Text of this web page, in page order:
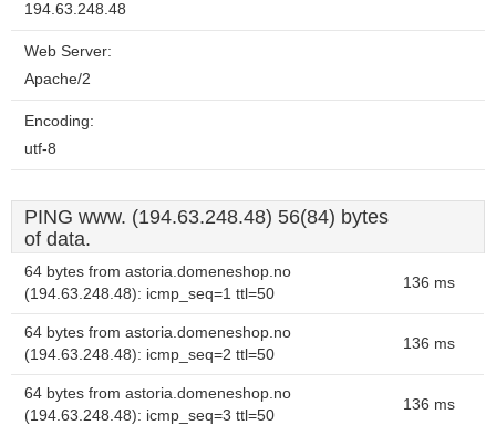
194.63.248.48
Web Server:
Apache/2
Encoding:
utf-8
PING www. (194.63.248.48) 56(84) bytes
of data.
64 bytes from astoria.domeneshop.no
(194.63.248.48): icmp_seq=1 ttl=50
136 ms
64 bytes from astoria.domeneshop.no
(194.63.248.48): icmp_seq=2 ttl=50
136 ms
64 bytes from astoria.domeneshop.no
(194.63.248.48): icmp_seq=3 ttl=50
136 ms